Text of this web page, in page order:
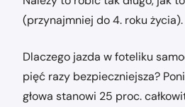
(przynajmniej do 4. roku życia).
Dlaczego jazda w foteliku
pięć razy bezpieczniejsza?
głowa stanowi 25 proc.